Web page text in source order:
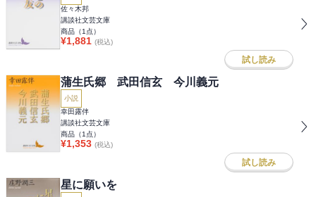
佐々木邦
講談社文芸文庫
商品（1 点）
¥1,881 (税込)
試し読み
蒲生氏郷 武田信玄 今川義元
小説
幸田露伴
講談社文芸文庫
商品（1 点）
¥1,353 (税込)
試し読み
星に願いを